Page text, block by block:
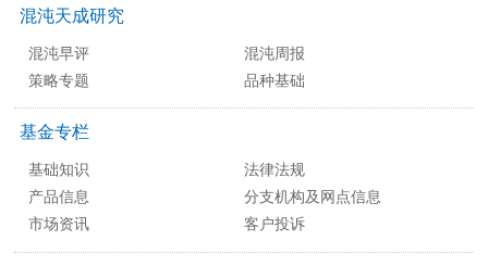
混沌天成研究
混沌早评
混沌周报
策略专题
品种基础
基金专栏
基础知识
法律法规
产品信息
分支机构及网点信息
市场资讯
客户投诉